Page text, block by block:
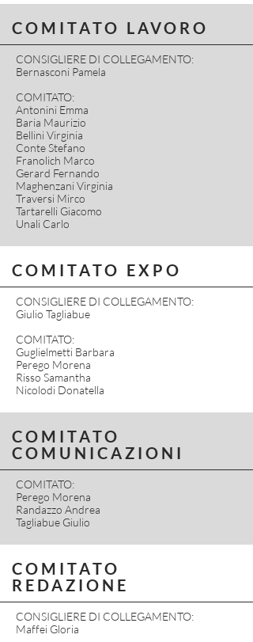
COMITATO LAVORO
CONSIGLIERE DI COLLEGAMENTO:
Bernasconi Pamela
COMITATO:
Antonini Emma
Baria Maurizio
Bellini Virginia
Conte Stefano
Franolich Marco
Gerard Fernando
Maghenzani Virginia
Traversi Mirco
Tartarelli Giacomo
Unali Carlo
COMITATO EXPO
CONSIGLIERE DI COLLEGAMENTO:
Giulio Tagliabue
COMITATO:
Guglielmetti Barbara
Perego Morena
Risso Samantha
Nicolodi Donatella
COMITATO
COMUNICAZIONI
COMITATO:
Perego Morena
Randazzo Andrea
Tagliabue Giulio
COMITATO
REDAZIONE
CONSIGLIERE DI COLLEGAMENTO:
Maffei Gloria